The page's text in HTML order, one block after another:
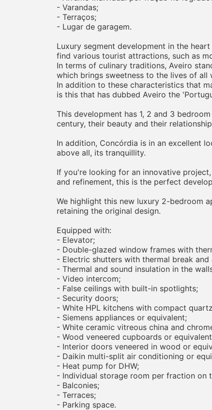
- Varandas;
- Terraços;
- Lugar de garagem.
Luxury segment development in the
find various tourist attractions, such as
In terms of culinary traditions, Aveiro
which brings sweetness to the lives of all
In addition to these characteristics that
is this that has dubbed Aveiro the
This development has 1, 2 and 3
century, their beauty and their
In addition, Concórdia is in an excellent
above all, its tranquillity.
If you're looking for an innovative
and refinement, this is the perfect
We highlight this new luxury 2-bedroom
retaining the original design.
Equipped with:
- Elevator;
- Double-glazed window frames with
- Electric shutters with thermal break and
- Thermal and sound insulation in the
- Video intercom;
- False ceilings with built-in spotlights;
- Security doors;
- White HPL kitchens with compact
- Siemens appliances or equivalent;
- White ceramic vitreous china and
- Wood veneered cupboards or
- Interior doors veneered in wood or
- Daikin multi-split air conditioning or
- Heat pump for DHW;
- Individual storage room per fraction on
- Balconies;
- Terraces;
- Parking space.